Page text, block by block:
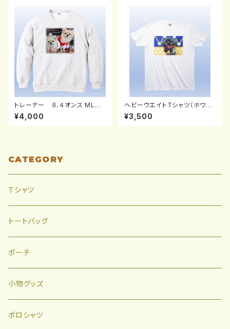
トレーナー ８．４オンス MLC
クルーネック（WM-２XL）
¥4,000
ヘビーウエイトＴシャツ（ホワイ
ト：XXL～ＸXXＬ）
¥3,500
CATEGORY
Ｔシャツ
トートバッグ
ポーチ
小物グッズ
ポロシャツ